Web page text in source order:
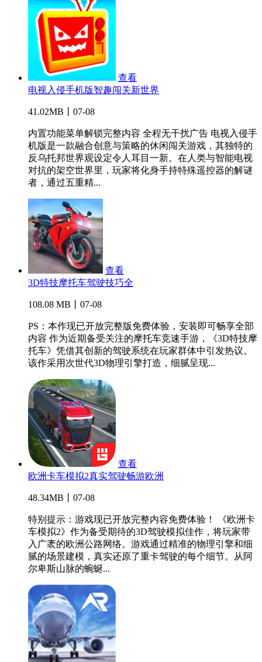
查看
电视入侵手机版智趣闯关新世界
41.02MB丨07-08
内置功能菜单解锁完整内容 全程无干扰广告 电视入侵手
机版是一款融合创意与策略的休闲闯关游戏，其独特的
反乌托邦世界观设定令人耳目一新。在人类与智能电视
对抗的架空世界里，玩家将化身手持特殊遥控器的解谜
者，通过五重精...
查看
3D特技摩托车驾驶技巧全
108.08 MB丨07-08
PS：本作现已开放完整版免费体验，安装即可畅享全部
内容 作为近期备受关注的摩托车竞速手游，《3D特技摩
托车》凭借其创新的驾驶系统在玩家群体中引发热议。
该作采用次世代3D物理引擎打造，细腻呈现...
查看
欧洲卡车模拟2真实驾驶畅游欧洲
48.34MB丨07-08
特别提示：游戏现已开放完整内容免费体验！ 《欧洲卡
车模拟2》作为备受期待的3D驾驶模拟佳作，将玩家带
入广袤的欧洲公路网络。游戏通过精准的物理引擎和细
腻的场景建模，真实还原了重卡驾驶的每个细节。从阿
尔卑斯山脉的蜿蜒...